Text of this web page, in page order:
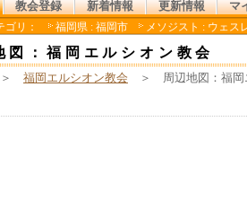
教会登録 新着情報 更新情報
マ
ゴリ：
福岡県 : 福岡市 メソジスト : ウェス
図：福岡エルシオン教会
福岡エルシオン教会 ＞ 周辺地図：福岡